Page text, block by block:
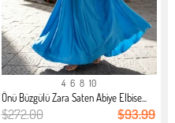
4 6 8 10
Önü Büzgülü Zara Saten Abiye Elbise...
$272.00 $93.99